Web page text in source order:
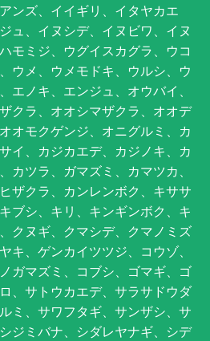
ンズ、イイギリ、イタヤカエ
ュ、イヌシデ、イヌビワ、イヌ
モミジ、ウグイスカグラ、ウコ
ウメ、ウメモドキ、ウルシ、ウ
エノキ、エンジュ、オウバイ、
クラ、オオシマザクラ、オオデ
オモクゲンジ、オニグルミ、カ
イ、カジカエデ、カジノキ、カ
カツラ、ガマズミ、カマツカ、
ザクラ、カンレンボク、キササ
ブシ、キリ、キンギンボク、キ
クヌギ、クマシデ、クマノミズ
キ、ゲンカイツツジ、コウゾ、
ガマズミ、コブシ、ゴマギ、ゴ
、サトウカエデ、サラサドウダ
ミ、サワフタギ、サンザシ、サ
ジミバナ、シダレヤナギ、シデ